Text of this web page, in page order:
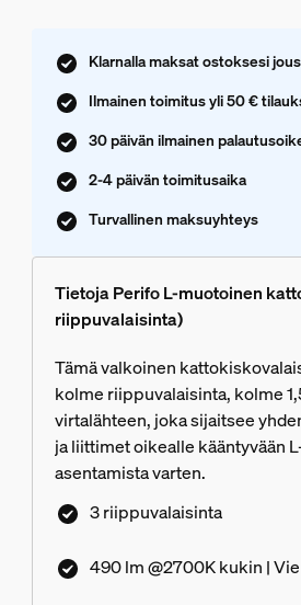
Klarnalla maksat ostoksesi
Ilmainen toimitus yli 50 €
30 päivän ilmainen
2-4 päivän toimitusaika
Turvallinen maksuyhteys
Tietoja Perifo L-muotoinen
riippuvalaisinta)
Tämä valkoinen
kolme riippuvalaisinta, kolme
virtalähteen, joka sijaitsee
ja liittimet oikealle kääntyvään
asentamista varten.
3 riippuvalaisinta
490 lm @2700K kukin | Vie